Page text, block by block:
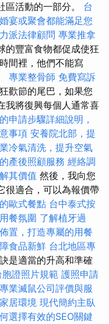
區活動的一部分。 台
宴或聚會都能滿足您
派法律顧問 專業推拿
的豐富食物都促成使狂
間裡，他們不能寫
專業整骨師 免費寫訴
歡節的尾巴，如果您
我將復興每個人通常喜
申請步驟詳細說明，
事項 安養院北部，提
冷氣清洗，提升空氣
產後照顧服務 經絡調
其價值 然後，我向您
很適合，可以為報價帶
歐式餐點 台中泰式按
餐氛圍 了解植牙過
置，打造專屬的用餐
食品新鮮 台北地區專
是適當的升高和準確
胞證照片規範 護照申請
業滅鼠公司評價與服
居環境 現代簡約主臥
選擇有效的SEO關鍵